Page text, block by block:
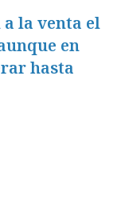
la venta el
en
hasta